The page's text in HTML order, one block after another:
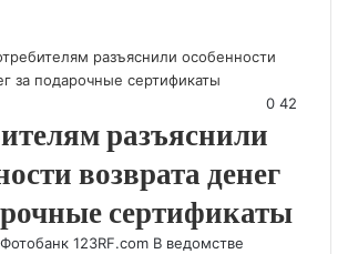
0 42
разъяснили
возврата денег
сертификаты
123RF.com В ведомстве